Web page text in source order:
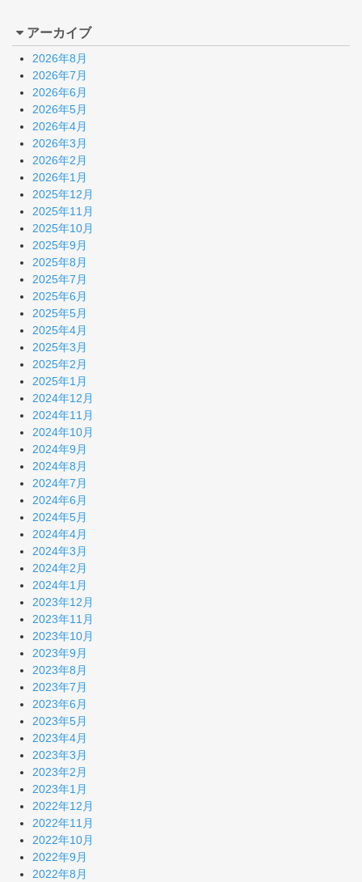
アーカイブ
2026年8月
2026年7月
2026年6月
2026年5月
2026年4月
2026年3月
2026年2月
2026年1月
2025年12月
2025年11月
2025年10月
2025年9月
2025年8月
2025年7月
2025年6月
2025年5月
2025年4月
2025年3月
2025年2月
2025年1月
2024年12月
2024年11月
2024年10月
2024年9月
2024年8月
2024年7月
2024年6月
2024年5月
2024年4月
2024年3月
2024年2月
2024年1月
2023年12月
2023年11月
2023年10月
2023年9月
2023年8月
2023年7月
2023年6月
2023年5月
2023年4月
2023年3月
2023年2月
2023年1月
2022年12月
2022年11月
2022年10月
2022年9月
2022年8月